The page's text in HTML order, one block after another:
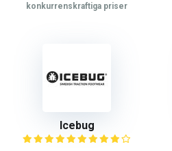
konkurrenskraftiga priser
Icebug